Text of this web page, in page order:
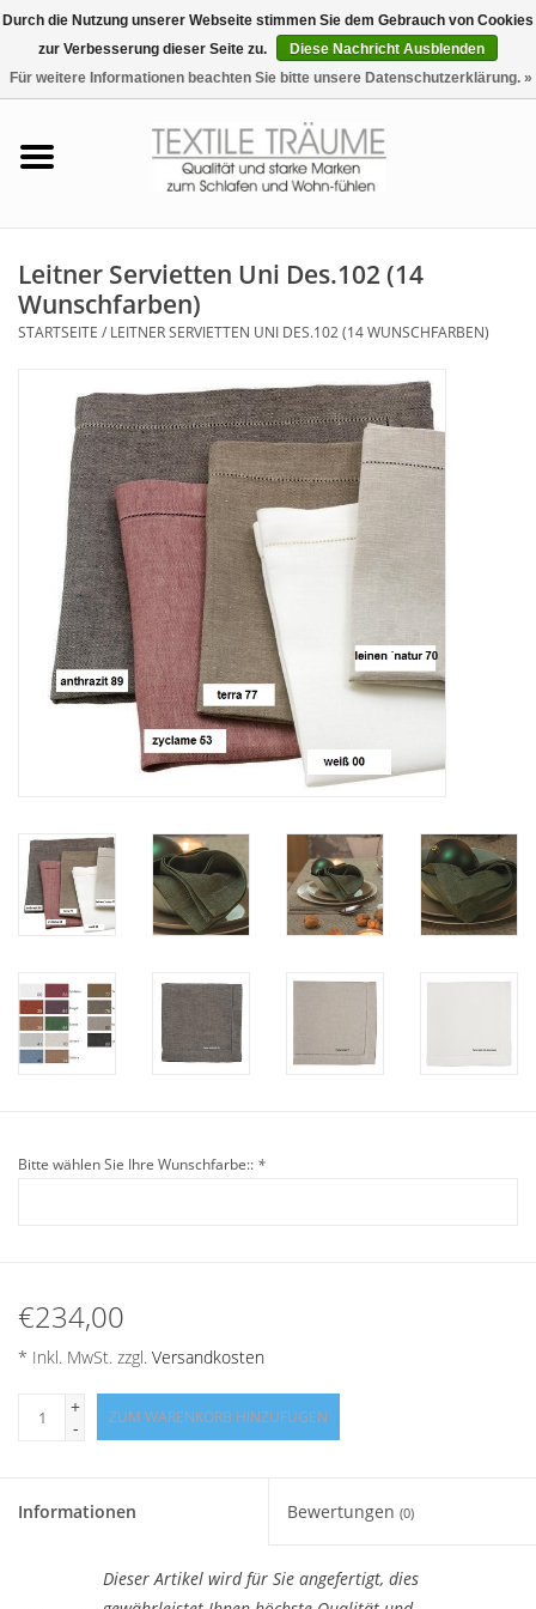
0 Artikel - €0,00
Tag & Nachtwäsche
Badezimmer & Sauna
Haus-Bademäntel
Plaids, Decken, Kissen
Mode & Accessoires
Edles aus Cashmere
Kinder
Geschenkideen und
Accessoires Spa
Vertrag widerrufen
Tel.0049(0)7322-919376
Leitner Servietten Uni Des.102 (14
Wunschfarben)
STARTSEITE / LEITNER SERVIETTEN UNI DES.102 (14 WUNSCHFARBEN)
Bitte wählen Sie Ihre Wunschfarbe:: *
€234,00
* Inkl. MwSt. zzgl. Versandkosten
+
-
ZUM WARENKORB HINZUFÜGEN
Informationen Bewertungen (0)
Dieser Artikel wird für Sie angefertigt, dies
Durch die Nutzung unserer Webseite stimmen Sie dem Gebrauch von Cookies
zur Verbesserung dieser Seite zu.
Diese Nachricht Ausblenden
Für weitere Informationen beachten Sie bitte unsere Datenschutzerklärung. »